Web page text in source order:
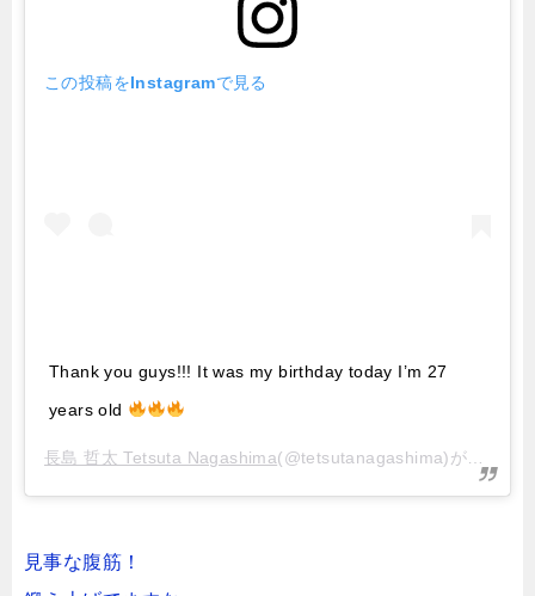
この投稿をInstagramで見る
Thank you guys!!! It was my birthday today I’m 27
years old
長島 哲太 Tetsuta Nagashima(@tetsutanagashima)がシェアした投稿 –
見事な腹筋！